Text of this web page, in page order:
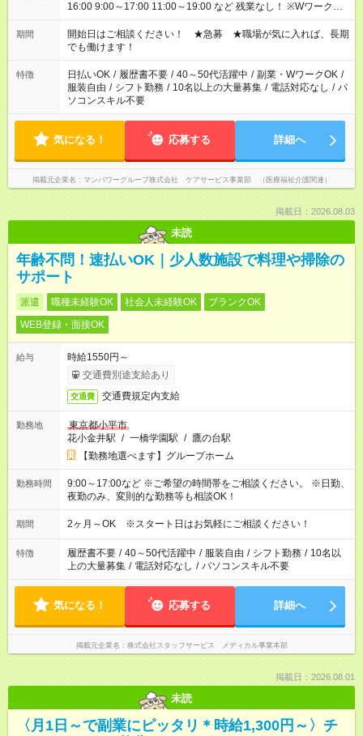
16:00 9:00～17:00 11:00～19:00 など 残業なし！ ※Wワークの
場合、他のお仕事と合わせ週40時間超の就業はご案内できませ
ん ※法令に基づき、週20時間以上勤務は社会保険への加入対象
となります ※労働者派遣法（日雇い派遣の原則禁止）により、
短時間・短期間の就業はご案内が難しい場合があります
期間
開始日はご相談ください！ ★急募 ★職場が気に入れば、長期
でも働けます！
特徴 日払いOK / 履歴書不要 / 40～50代活躍中 / 副業・WワークOK /
服装自由 / シフト勤務 / 10名以上の大量募集 / 電話対応なし / パ
ソコンスキル不要
気になる！ 応募する 詳細へ
掲載元企業名 マンパワーグループ株式会社 ケアサービス事業部 （医療福祉介護関連）
掲載日：2026.08.03
未読
年齢不問！速払いOK｜少人数施設で料理や掃除の
サポート
派遣 職種未経験OK 社会人未経験OK
ブランクOK
WEB登録・面接OK
給与
時給1550円～
交通費別途支給あり
交通費 交通費規定内支給
勤務地
東京都小平市
花小金井駅 / 一橋学園駅 / 鷹の台駅
【勤務地選べます】グループホーム
勤務時間
9:00～17:00など ※ご希望の時間帯をご相談ください。 ※日勤、
夜勤のみ、変則的な勤務等も相談OK！
期間 2ヶ月～OK ※スタート日はお気軽にご相談ください！
特徴 履歴書不要 / 40～50代活躍中 / 服装自由 / シフト勤務 / 10名以
上の大量募集 / 電話対応なし / パソコンスキル不要
気になる！ 応募する 詳細へ
掲載元企業名 株式会社スタッフサービス メディカル事業本部
掲載日：2026.08.01
未読
〈月1日～で副業にピッタリ＊時給1,300円～〉チ